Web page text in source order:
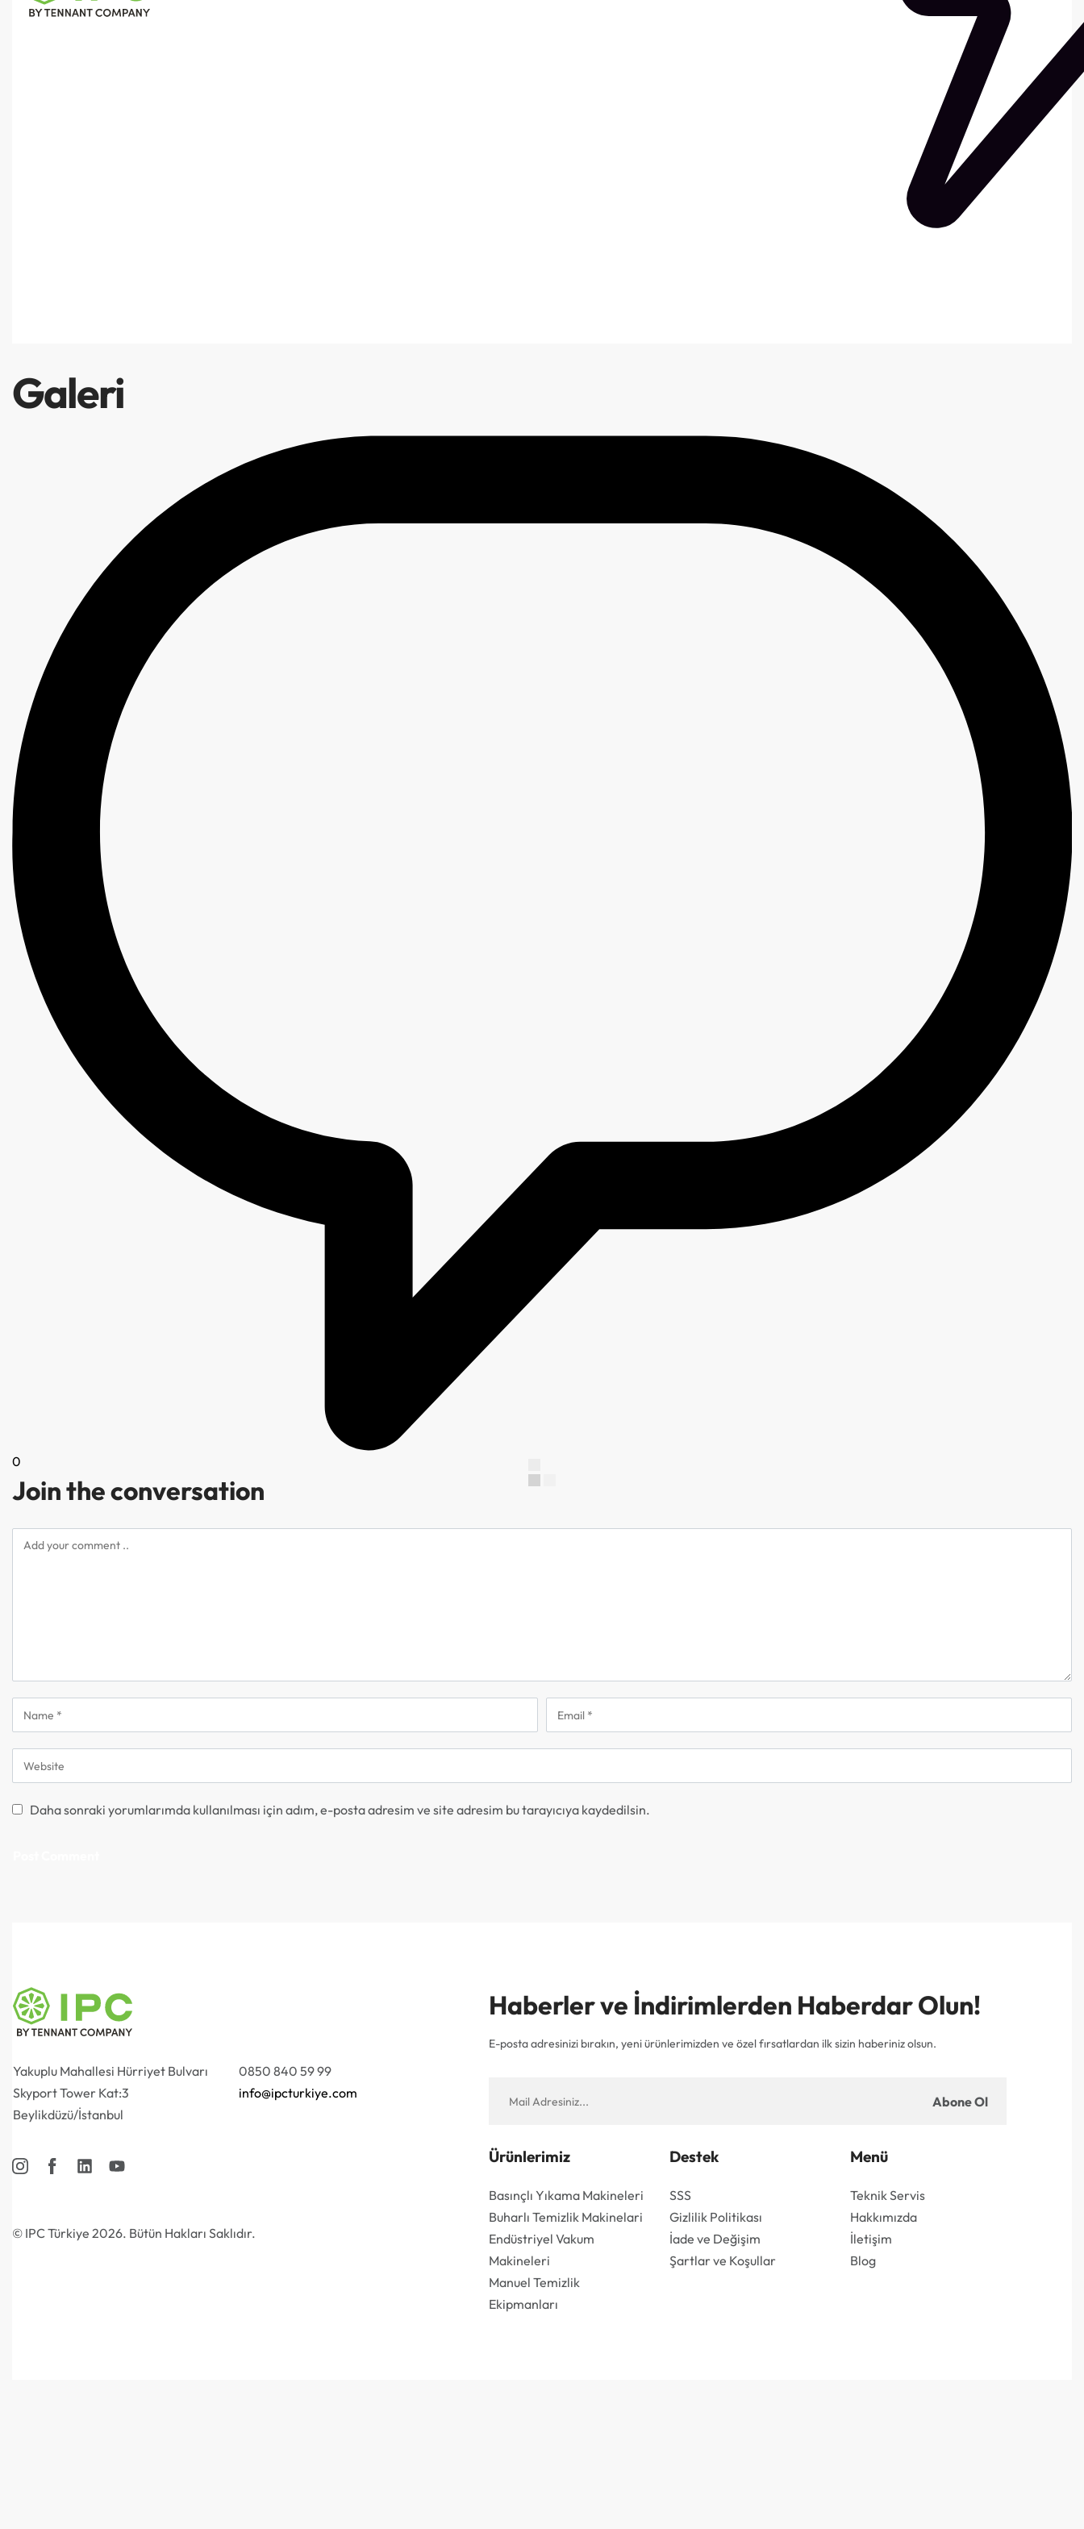
Galeri
0
Join the conversation
Daha sonraki yorumlarımda kullanılması için adım, e-posta adresim ve site adresim bu tarayıcıya kaydedilsin.
Yakuplu Mahallesi Hürriyet Bulvarı
Skyport Tower Kat:3
Beylikdüzü/İstanbul
0850 840 59 99
info@ipcturkiye.com
© IPC Türkiye 2026. Bütün Hakları Saklıdır.
Haberler ve İndirimlerden Haberdar Olun!
E-posta adresinizi bırakın, yeni ürünlerimizden ve özel fırsatlardan ilk sizin haberiniz olsun.
Abone Ol
Ürünlerimiz
Basınçlı Yıkama Makineleri
Buharlı Temizlik Makinelari
Endüstriyel Vakum
Makineleri
Manuel Temizlik
Ekipmanları
Destek
SSS
Gizlilik Politikası
İade ve Değişim
Şartlar ve Koşullar
Menü
Teknik Servis
Hakkımızda
İletişim
Blog